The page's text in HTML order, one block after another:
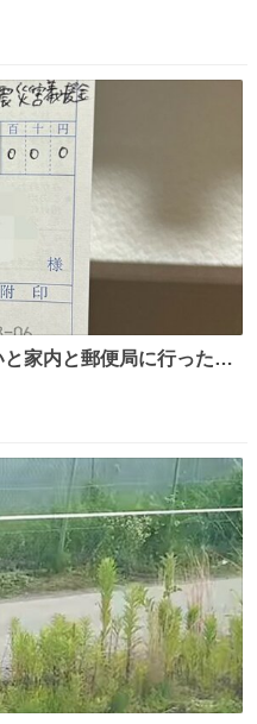
家内と郵便局に行ったみ
肢もあったと思うけど、
て欲しい、みんなも元気